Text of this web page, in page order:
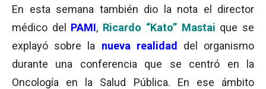
En esta semana también dio la nota el director
médico del PAMI, Ricardo “Kato” Mastai que se
explayó sobre la nueva realidad
del organismo
durante una conferencia que se centró en la
Oncología en la Salud Pública. En ese ámbito